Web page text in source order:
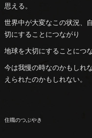
思える。
世界中が大変なこの状況、
切にすることにつながり
地球を大切にすることにつ
今は我慢の時なのかもしれ
えられたのかもしれない。
住職のつぶやき